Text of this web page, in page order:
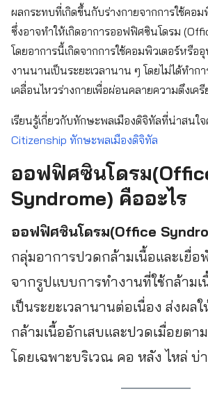
ผลกระทบที่เกิดขึ้นกับร่างกายจากการใช้คอม
ซึ่งอาจทำให้เกิดอาการออฟฟิศซินโดรม
โดยอาการนี้เกิดจากการใช้คอมพิวเตอร์หรือ
งานนานเป็นระยะเวลานาน ๆ โดยไม่ได้ทำก
เคลื่อนไหวร่างกายเพื่อผ่อนคลายความตึงเค
เรียนรู้เกี่ยวกับทักษะพลเมืองดิจิทัลที่น่าสนใ
Citizenship ทักษะพลเมืองดิจิทัล
ออฟฟิศซินโดรม
Syndrome) คืออะไร
ออฟฟิศซินโดรม(Office
กลุ่มอาการปวดกล้ามเนื้อและเยื่อ
จากรูปแบบการทำงานที่ใช้กล้ามเ
เป็นระยะเวลานานต่อเนื่อง ส่งผล
กล้ามเนื้ออักเสบและปวดเมื่อยตา
โดยเฉพาะบริเวณ คอ หลัง ไหล่ บ่